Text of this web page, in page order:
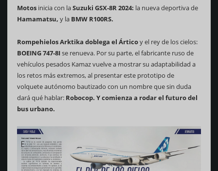
Motos inicia con laSuzuki GSX-8R 2024: la nueva deportiva de
Hamamatsu, y la BMW R100RS.
Rompehielos Arktika doblega el Árticoy el rey de los cielos:
BOEING 747-8Ise renueva. Por su parte, el fabricante ruso de
vehículos pesados Kamaz vuelve a mostrar su adaptabilidad a
los retos más extremos, al presentar este prototipo de
volquete autónomo bautizado con un nombre que sin duda
dará qué hablar: Robocop. Y comienza a rodar el futuro del
bus urbano.